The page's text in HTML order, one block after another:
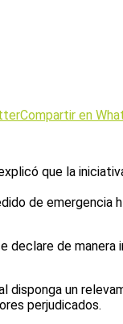
Compartir en
que la
de emergencia
declare de
disponga un
perjudicados.